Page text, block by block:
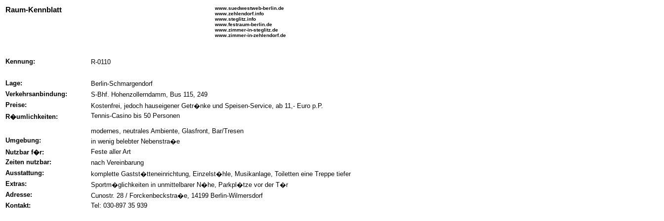
Raum-Kennblatt
www.suedwestweb-berlin.de
www.zehlendorf.info
www.steglitz.info
www.festraum-berlin.de
www.zimmer-in-steglitz.de
www.zimmer-in-zehlendorf.de
Kennung: R-0110
Lage:
Berlin-Schmargendorf
Verkehrsanbindung:
S-Bhf. Hohenzollerndamm, Bus 115, 249
Preise:
Kostenfrei, jedoch hauseigener Getr�nke und Speisen-Service, ab 11,- Euro p.P.
R�umlichkeiten:
Tennis-Casino bis 50 Personen
modernes, neutrales Ambiente, Glasfront, Bar/Tresen
Umgebung:
in wenig belebter Nebenstra�e
Nutzbar f�r:
Feste aller Art
Zeiten nutzbar:
nach Vereinbarung
Ausstattung:
komplette Gastst�tteneinrichtung, Einzelst�hle, Musikanlage, Toiletten eine Treppe tiefer
Extras:
Sportm�glichkeiten in unmittelbarer N�he, Parkpl�tze vor der T�r
Adresse:
Cunostr. 28 / Forckenbeckstra�e, 14199 Berlin-Wilmersdorf
Kontakt:
Tel: 030-897 35 939